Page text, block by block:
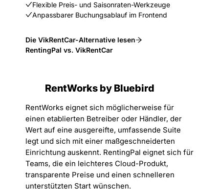
Flexible Preis- und Saisonraten-Werkzeuge
Anpassbarer Buchungsablauf im Frontend
Die VikRentCar-Alternative lesen
RentingPal vs. VikRentCar
RentWorks by Bluebird
RentWorks eignet sich möglicherweise für
einen etablierten Betreiber oder Händler, der
Wert auf eine ausgereifte, umfassende Suite
legt und sich mit einer maßgeschneiderten
Einrichtung auskennt. RentingPal eignet sich für
Teams, die ein leichteres Cloud-Produkt,
transparente Preise und einen schnelleren
unterstützten Start wünschen.